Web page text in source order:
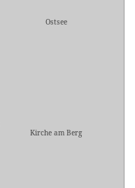
Ostsee
Kirche am Berg